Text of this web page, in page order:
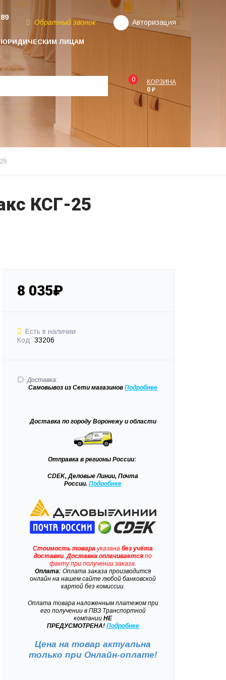
ЮРИДИЧЕСКИМ ЛИЦАМ
Обратный звонок Авторизация
0
КОРЗИНА
0 ₽
КСГ-25
8 035₽
Есть в наличии
Код: 33206
Доставка:
Самовывозиз Сети магазиновПодробнее
Доставкапо городу Воронежу и области
Отправка в регионы России:
CDEK, Деловые Линии, Почта
России.Подробнее
Стоимость товара указанабез учёта
доставки .Доставка оплачивается по
факту при получении заказа.
Оплата: Оплата заказа производится
онлайн на нашем сайте любой банковской
картой без комиссии.
Оплата товара наложенным платежом при
его получении в ПВЗ Транспортной
компании НЕ
ПРЕДУСМОТРЕНА! Подробнее
Цена на товар актуальна
только при Онлайн-оплате!